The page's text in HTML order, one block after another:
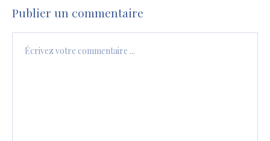
Publier un commentaire